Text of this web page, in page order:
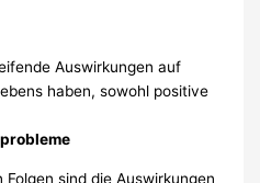
Auswirkungen auf
haben, sowohl positive
sind die Auswirkungen